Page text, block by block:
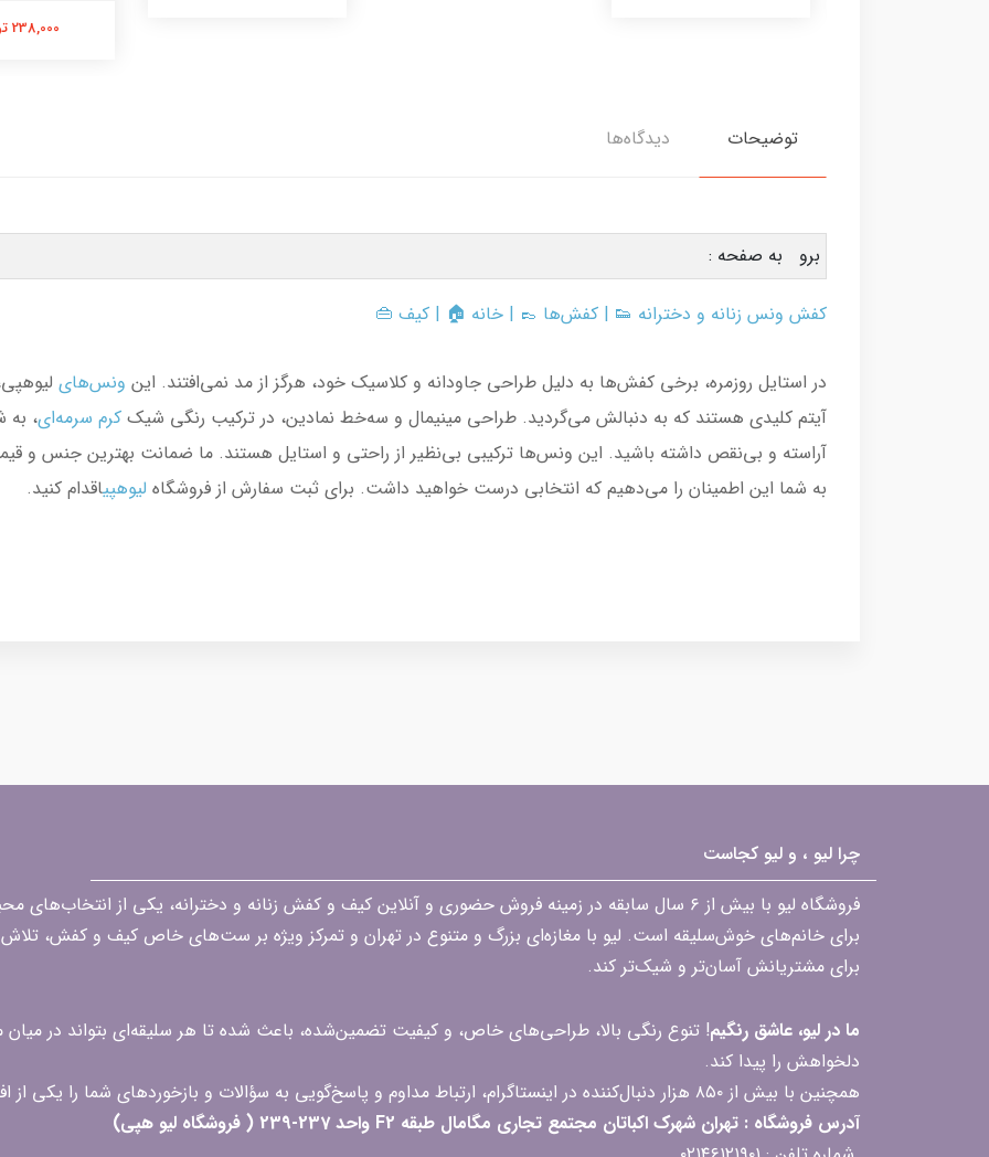
238,000 تومان
توضیحات دیدگاه‌ها
برو به صفحه :
کفش ونس زنانه و دخترانه 👟 | کفش‌ها 👞 | خانه 🏠 | کیف 👜
در استایل روزمره، برخی کفش‌ها به دلیل طراحی جاودانه و کلاسیک خود، هرگز از مد نمی‌افتند. این ونس‌های
آیتم کلیدی هستند که به دنبالش می‌گردید. طراحی مینیمال و سه‌خط نمادین، در ترکیب رنگی شیک کرم سرمه‌ای، به
به شما این اطمینان را می‌دهیم که انتخابی درست خواهید داشت. برای ثبت سفارش از فروشگاه لیوهپیاقدام کنید.
چرا لیو ، و لیو کجاست
فروشگاه لیو با بیش از ۶ سال سابقه در زمینه فروش حضوری و آنلاین کیف و کفش زنانه و دخترانه، یکی از
برای خانم‌های خوش‌سلیقه است. لیو با مغازه‌ای بزرگ و متنوع در تهران و تمرکز ویژه بر ست‌های خاص کیف و کفش، تلاش
برای مشتریانش آسان‌تر و شیک‌تر کند.
ما در لیو، عاشق رنگیم! تنوع رنگی بالا، طراحی‌های خاص، و کیفیت تضمین‌شده، باعث شده تا هر سلیقه‌ای بتواند در
دلخواهش را پیدا کند.
همچنین با بیش از ۸۵۰ هزار دنبال‌کننده در اینستاگرام، ارتباط مداوم و پاسخ‌گویی به سؤالات و بازخوردهای شما را یکی از افتخارات‌مان می‌دانیم
آدرس فروشگاه : تهران شهرک اکباتان مجتمع تجاری مگامال طبقه F2 واحد 237-239 ( فروشگاه لیو هپی)